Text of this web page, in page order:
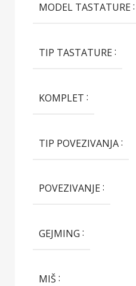
MODEL TASTATURE
TIP TASTATURE
KOMPLET
TIP POVEZIVANJA
POVEZIVANJE
GEJMING
MIŠ